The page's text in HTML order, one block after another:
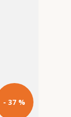
- 37 %